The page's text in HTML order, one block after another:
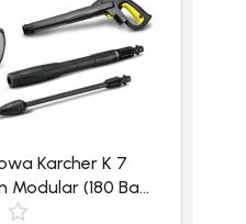
Karcher K 7
Modular (180 Bar,